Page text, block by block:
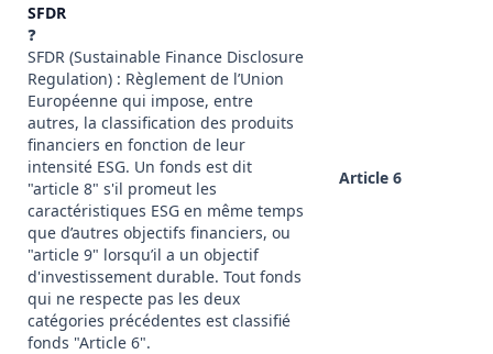
SFDR
❓
SFDR (Sustainable Finance Disclosure
Regulation) : Règlement de l’Union
Européenne qui impose, entre
autres, la classification des produits
financiers en fonction de leur
intensité ESG. Un fonds est dit
"article 8" s'il promeut les
caractéristiques ESG en même temps
que d’autres objectifs financiers, ou
"article 9" lorsqu’il a un objectif
d'investissement durable. Tout fonds
qui ne respecte pas les deux
catégories précédentes est classifié
fonds "Article 6".
Article 6